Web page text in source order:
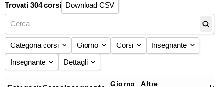
Trovati 304 corsi Download CSV
Categoria corsi
Aerial (26)
Giorno
Lunedì
Corsi
Afro
Insegnante
Alessandro Gianni
Insegnante
Asia Berny
Dettagli
(28)
Giorno
Altre